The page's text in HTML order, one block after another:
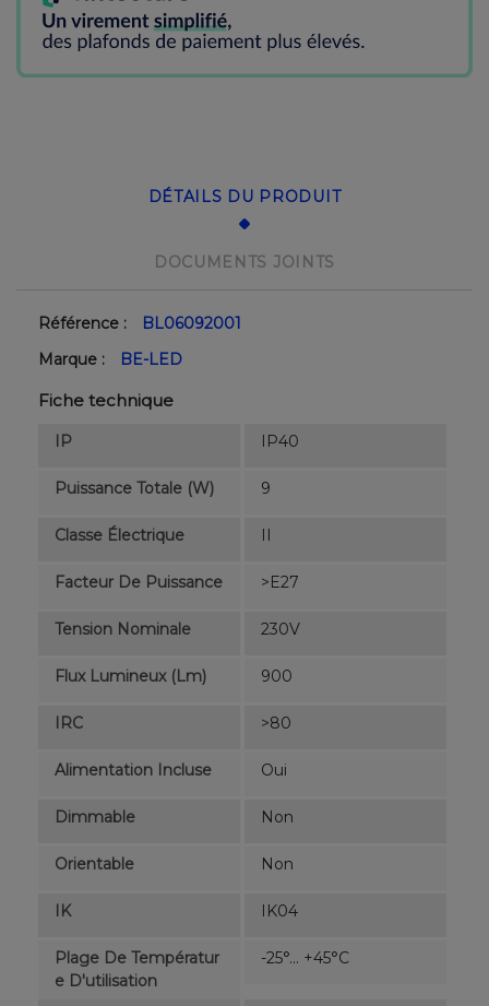
DÉTAILS DU PRODUIT
DOCUMENTS JOINTS
Référence :
BL06092001
Marque :
BE-LED
Fiche technique
IP IP40
Puissance Totale (W) 9
Classe Électrique II
Facteur De Puissance >E27
Tension Nominale 230V
Flux Lumineux (lm) 900
IRC >80
Alimentation Incluse Oui
Dimmable Non
Orientable Non
IK IK04
Plage De Températur
E D'utilisation
-25°... +45°C